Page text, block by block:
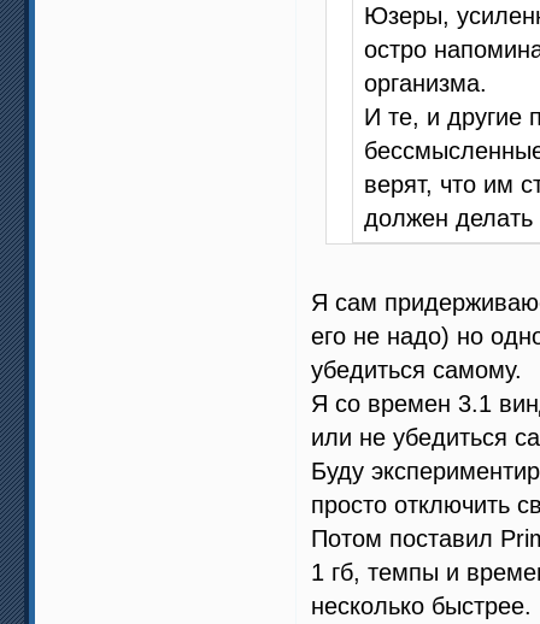
Юзеры,
остро
организма.
И те, и другие
верят, что им
должен
Я сам
его не надо) но
убедиться самому.
Я со времен 3.1
или не убедиться
Буду
просто отключить
Потом поставил
1 гб, темпы и
несколько